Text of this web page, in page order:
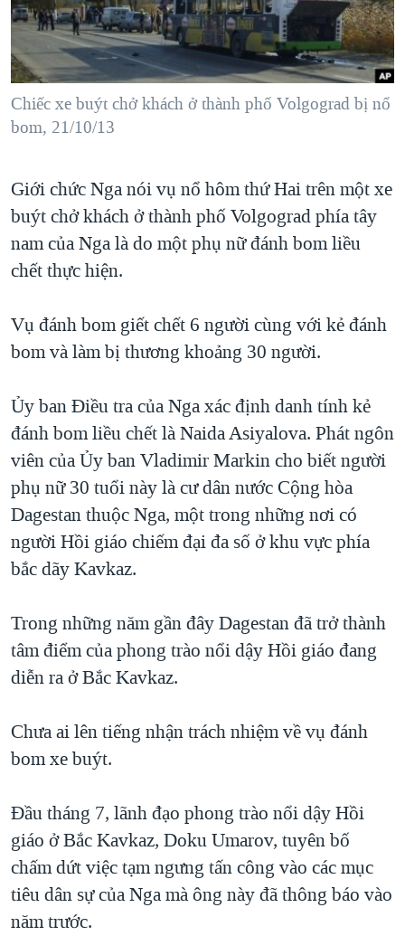
"Tìm"NGƯỜI VIỆT HẢI NGOẠI
ĐỜI SỐNG
KINH TẾ
KHOA HỌC
VĂN HOÁ
THỂ THAO
GIÁO DỤC
TẠI
HÀNH TRÌNH BẦU CỬ 2024
MỘT NĂM CHIẾN TRANH TẠI DẢI GAZA
GIẢI MÃ VÀNH ĐAI & CON ĐƯỜNG
NGÀY TỊ NẠN THẾ GIỚI
GROUND ZERO – XƯA VÀ NAY
CÁC GIÁ TRỊ CỘNG HÒA Ở VIỆT NAM
TRỊNH VĨNH BÌNH VS. CHÍNH PHỦ VIỆT NAM
NGƯ DÂN VIỆT VÀ LÀN SÓNG TRỘM HẢI SÂM
BÊN KIA QUỐC LỘ: TIẾNG VỌNG TỪ NÔNG THÔN MỸ
QUAN HỆ VIỆT MỸ
VIDEO
NGHE
MẠNG XÃ HỘI
Ngôn ngữ khác
Chiếc xe buýt chở khách ở thành phố Volgograd bị nổ
bom, 21/10/13
Giới chức Nga nói vụ nổ hôm thứ Hai trên một xe
buýt chở khách ở thành phố Volgograd phía tây
nam của Nga là do một phụ nữ đánh bom liều
chết thực hiện.
Vụ đánh bom giết chết 6 người cùng với kẻ đánh
bom và làm bị thương khoảng 30 người.
Ủy ban Ðiều tra của Nga xác định danh tính kẻ
đánh bom liều chết là Naida Asiyalova. Phát ngôn
viên của Ủy ban Vladimir Markin cho biết người
phụ nữ 30 tuổi này là cư dân nước Cộng hòa
Dagestan thuộc Nga, một trong những nơi có
người Hồi giáo chiếm đại đa số ở khu vực phía
bắc dãy Kavkaz.
Trong những năm gần đây Dagestan đã trở thành
tâm điểm của phong trào nổi dậy Hồi giáo đang
diễn ra ở Bắc Kavkaz.
Chưa ai lên tiếng nhận trách nhiệm về vụ đánh
bom xe buýt.
Ðầu tháng 7, lãnh đạo phong trào nổi dậy Hồi
giáo ở Bắc Kavkaz, Doku Umarov, tuyên bố
chấm dứt việc tạm ngưng tấn công vào các mục
tiêu dân sự của Nga mà ông này đã thông báo vào
năm trước.